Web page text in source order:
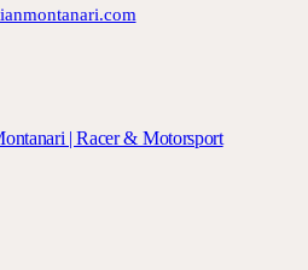
| Racer & Motorsport